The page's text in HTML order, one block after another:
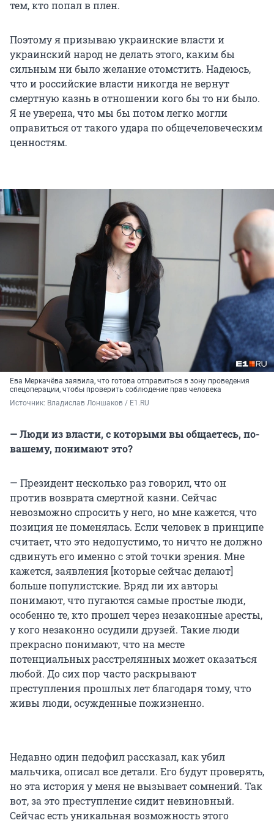
тем, кто попал в плен.
Поэтому я призываю украинские власти и
украинский народ не делать этого, каким бы
сильным ни было желание отомстить. Надеюсь,
что и российские власти никогда не вернут
смертную казнь в отношении кого бы то ни было.
Я не уверена, что мы бы потом легко могли
оправиться от такого удара по общечеловеческим
ценностям.
Ева Меркачёва заявила, что готова отправиться в зону проведения
спецоперации, чтобы проверить соблюдение прав человека
Источник: Владислав Лоншаков / E1.RU
— Люди из власти, с которыми вы общаетесь, по-
вашему, понимают это?
— Президент несколько раз говорил, что он
против возврата смертной казни. Сейчас
невозможно спросить у него, но мне кажется, что
позиция не поменялась. Если человек в принципе
считает, что это недопустимо, то ничто не должно
сдвинуть его именно с этой точки зрения. Мне
кажется, заявления [которые сейчас делают]
больше популистские. Вряд ли их авторы
понимают, что пугаются самые простые люди,
особенно те, кто прошел через незаконные аресты,
у кого незаконно осудили друзей. Такие люди
прекрасно понимают, что на месте
потенциальных расстрелянных может оказаться
любой. До сих пор часто раскрывают
преступления прошлых лет благодаря тому, что
живы люди, осужденные пожизненно.
Недавно один педофил рассказал, как убил
мальчика, описал все детали. Его будут проверять,
но эта история у меня не вызывает сомнений. Так
вот, за это преступление сидит невиновный.
Сейчас есть уникальная возможность этого